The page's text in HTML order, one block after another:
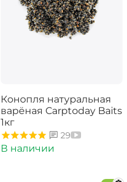
Конопля натуральная
варёная Carptoday Baits
1кг
29
В наличии